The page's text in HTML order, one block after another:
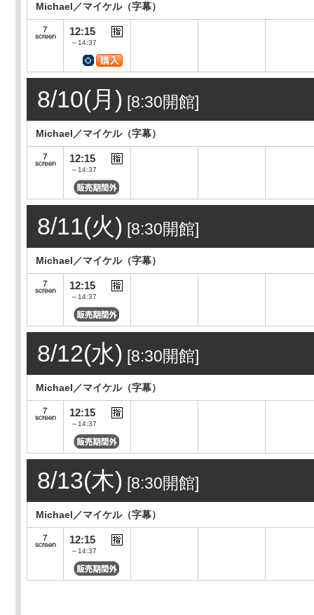
Michael／マイケル（字幕）
12:15
～14:37
8/10(月) [8:30開館]
Michael／マイケル（字幕）
12:15
～14:37
8/11(火) [8:30開館]
Michael／マイケル（字幕）
12:15
～14:37
8/12(水) [8:30開館]
Michael／マイケル（字幕）
12:15
～14:37
8/13(木) [8:30開館]
Michael／マイケル（字幕）
12:15
～14:37